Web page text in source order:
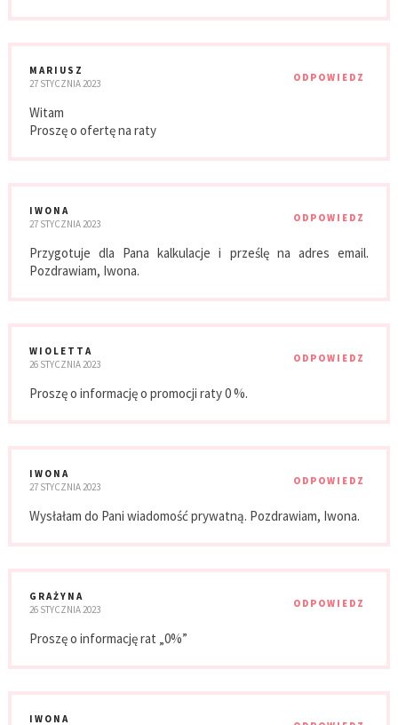
MARIUSZ
27 STYCZNIA 2023
ODPOWIEDZ
Witam
Proszę o ofertę na raty
IWONA
27 STYCZNIA 2023
ODPOWIEDZ
Przygotuje dla Pana kalkulacje i prześlę na adres email.
Pozdrawiam, Iwona.
WIOLETTA
26 STYCZNIA 2023
ODPOWIEDZ
Proszę o informację o promocji raty 0 %.
IWONA
27 STYCZNIA 2023
ODPOWIEDZ
Wysłałam do Pani wiadomość prywatną. Pozdrawiam, Iwona.
GRAŻYNA
26 STYCZNIA 2023
ODPOWIEDZ
Proszę o informację rat „0%”
IWONA